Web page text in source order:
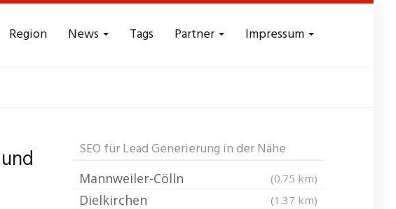
Region News Tags Partner Impressum
SEO für Lead Generierung in der Nähe
Mannweiler-Cölln (0.75 km)
Dielkirchen (1.37 km)